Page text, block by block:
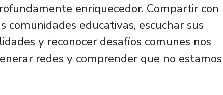
enriquecedor. Compartir con
comunidades educativas, escuchar sus
y reconocer desafíos comunes nos
redes y comprender que no estamos